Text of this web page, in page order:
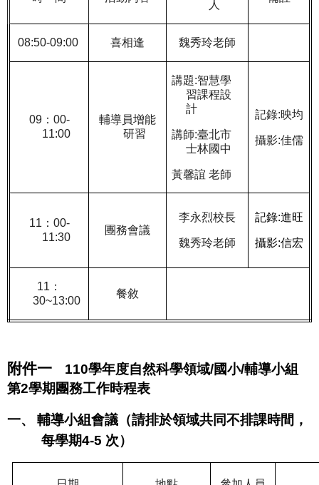
人
08:50-09:00 喜相逢 魏秀玲老師
09： 00-
11:00
輔導員增能
研習
講題:智慧學
習課程設
計
講師:臺北市
士林國中
黃馨誼 老師
記錄:映均
攝影:佳儒
11 ： 00-
11:30
團務會議
李永烈校長
魏秀玲老師
記錄:進旺
攝影:信宏
11 ：
30~13:00
餐敘
附件一 110學年度自然科學領域/國小/輔導小組
第2學期團務工作時程表
一、
輔導小組會議（請排於領域共同不排課時間，
每學期4-5 次）